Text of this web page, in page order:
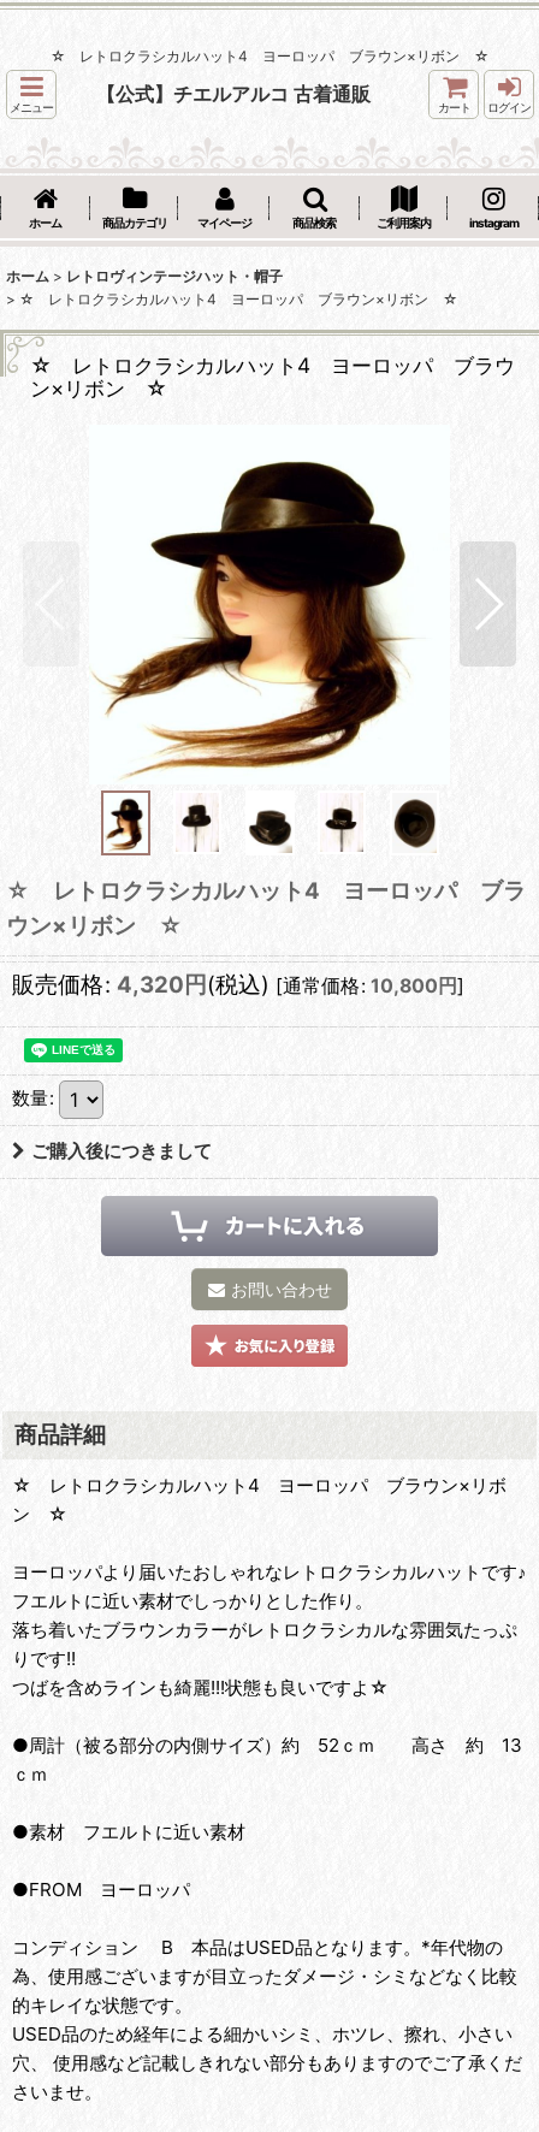
☆ レトロクラシカルハット4 ヨーロッパ ブラウン×リボン ☆
メニュー
【公式】チエルアルコ 古着通販
カート ログイン
ホーム 商品カテゴリ マイページ 商品検索 ご利用案内 instagram
ホーム > レトロヴィンテージハット・帽子
> ☆ レトロクラシカルハット4 ヨーロッパ ブラウン×リボン ☆
☆ レトロクラシカルハット4 ヨーロッパ ブラウ
ン×リボン ☆
☆ レトロクラシカルハット4 ヨーロッパ ブラ
ウン×リボン ☆
販売価格: 4,320 円 (税込) [通常価格: 10,800 円]
数量:
ご購入後につきまして
お問い合わせ
商品詳細
☆ レトロクラシカルハット4 ヨーロッパ ブラウン×リボ
ン ☆
ヨーロッパより届いたおしゃれなレトロクラシカルハットです♪
フエルトに近い素材でしっかりとした作り。
落ち着いたブラウンカラーがレトロクラシカルな雰囲気たっぷ
りです!!
つばを含めラインも綺麗!!!状態も良いですよ☆
●周計（被る部分の内側サイズ）約 52ｃｍ 高さ 約 13
ｃｍ
●素材 フエルトに近い素材
●FROM ヨーロッパ
コンディション B 本品はUSED品となります。*年代物の
為、使用感ございますが目立ったダメージ・シミなどなく比較
的キレイな状態です。
USED品のため経年による細かいシミ、ホツレ、擦れ、小さい
穴、 使用感など記載しきれない部分もありますのでご了承くだ
さいませ。